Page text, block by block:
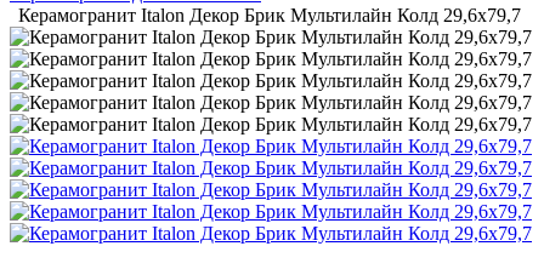
Керамогранит Italon Декор Брик Мультилайн Колд 29,6х79,7